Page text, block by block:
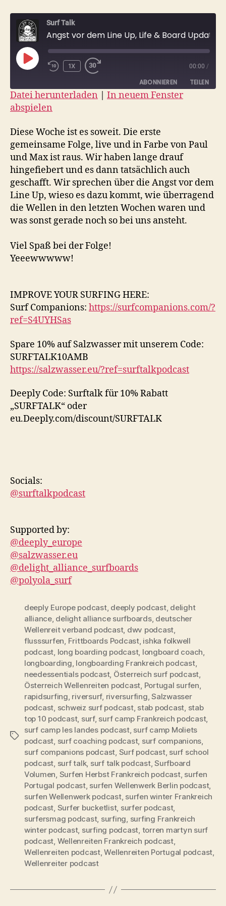
Surf Talk
Angst vor dem Line Up, Life & Board Update
PLAY
EPISODE
1X 00:00 /
ABONNIEREN TEILEN
TEILEN
LINK
EMBED
Datei herunterladen
In neuem Fenster
abspielen
Diese Woche ist es soweit. Die erste
gemeinsame Folge, live und in Farbe von Paul
und Max ist raus. Wir haben lange drauf
hingefiebert und es dann tatsächlich auch
geschafft. Wir sprechen über die Angst vor dem
Line Up, wieso es dazu kommt, wie überragend
die Wellen in den letzten Wochen waren und
was sonst gerade noch so bei uns ansteht.
Viel Spaß bei der Folge!
Yeeewwwww!
IMPROVE YOUR SURFING HERE:
Surf Companions: https://surfcompanions.com/?
ref=S4UYHSas
Spare 10% auf Salzwasser mit unserem Code:
SURFTALK10AMB
https://salzwasser.eu/?ref=surftalkpodcast
Deeply Code: Surftalk für 10% Rabatt
„SURFTALK“ oder
eu.Deeply.com/discount/SURFTALK
Socials:
@surftalkpodcast
Supported by:
@deeply_europe
@salzwasser.eu
@delight_alliance_surfboards
@polyola_surf
Schlagwörter
deeply Europe podcast, deeply podcast, delight
alliance, delight alliance surfboards, deutscher
Wellenreit verband podcast, dwv podcast,
flusssurfen, Frittboards Podcast, ishka folkwell
podcast, long boarding podcast, longboard coach,
longboarding, longboarding Frankreich podcast,
needessentials podcast, Österreich surf podcast,
Österreich Wellenreiten podcast, Portugal surfen,
rapidsurfing, riversurf, riversurfing,Salzwasser
podcast, schweiz surf podcast, stab podcast, stab
top 10 podcast, surf, surf camp Frankreich podcast,
surf camp les landes podcast, surf camp Moliets
podcast, surf coaching podcast, surf companions,
surf companions podcast, Surf podcast, surf school
podcast, surf talk, surf talk podcast,Surfboard
Volumen, Surfen Herbst Frankreich podcast, surfen
Portugal podcast, surfen Wellenwerk Berlin podcast,
surfen Wellenwerk podcast, surfen winter Frankreich
podcast, Surfer bucketlist, surfer podcast,
surfersmag podcast, surfing, surfing Frankreich
winter podcast, surfing podcast, torren martyn surf
podcast, Wellenreiten Frankreich podcast,
Wellenreiten podcast,Wellenreiten Portugal podcast,
Wellenreiter podcast